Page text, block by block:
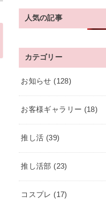
人気の記事
カテゴリー
お知らせ (128)
お客様ギャラリー (18)
推し活 (39)
推し活部 (23)
コスプレ (17)